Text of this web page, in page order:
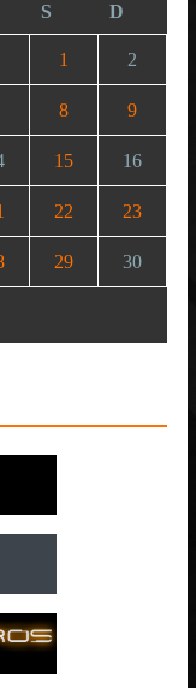
S D
1 2
8 9
15 16
22 23
29 30